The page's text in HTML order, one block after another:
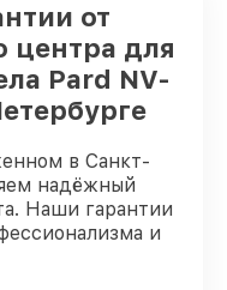
от
центра для
Pard NV-
в Санкт-
надёжный
Наши гарантии
и